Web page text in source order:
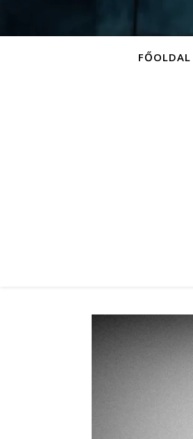
FŐOLDAL